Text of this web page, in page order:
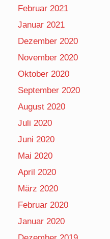
Februar 2021
Januar 2021
Dezember 2020
November 2020
Oktober 2020
September 2020
August 2020
Juli 2020
Juni 2020
Mai 2020
April 2020
März 2020
Februar 2020
Januar 2020